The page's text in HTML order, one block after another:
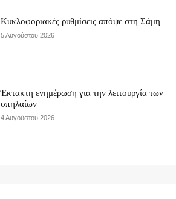
Κυκλοφοριακές ρυθμίσεις απόψε στη Σάμη
5 Αυγούστου 2026
Έκτακτη ενημέρωση για την λειτουργία των
σπηλαίων
4 Αυγούστου 2026